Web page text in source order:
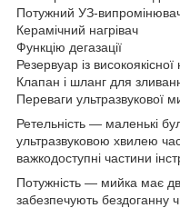
Потужний УЗ-
Керамічний нагрівач
Функцію дегазації
Резервуар із високоякісної
Клапан і шланг для
Переваги ультразвукової
Ретельність — маленькі
ультразвуковою хвилею
важкодоступні частини
Потужність — мийка має
забезпечують бездоганну